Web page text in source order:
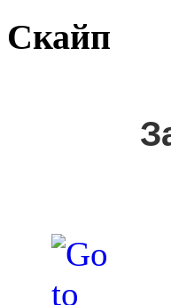
Скайп